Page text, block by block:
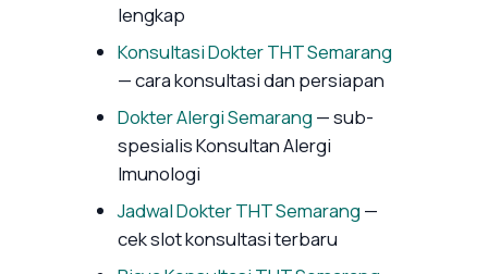
lengkap
Konsultasi Dokter THT Semarang
— cara konsultasi dan persiapan
Dokter Alergi Semarang— sub-
spesialis Konsultan Alergi
Imunologi
Jadwal Dokter THT Semarang—
cek slot konsultasi terbaru